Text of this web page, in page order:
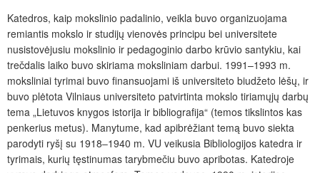
Katedros, kaip mokslinio padalinio, veikla buvo organizuojama
remiantis mokslo ir studijų vienovės principu bei universitete
nusistovėjusiu mokslinio ir pedagoginio darbo krūvio santykiu, kai
trečdalis laiko buvo skiriama moksliniam darbui. 1991–1993 m.
moksliniai tyrimai buvo finansuojami iš universiteto biudžeto lėšų, ir
buvo plėtota Vilniaus universiteto patvirtinta mokslo tiriamųjų darbų
tema „Lietuvos knygos istorija ir bibliografija“ (temos tikslintos kas
penkerius metus). Manytume, kad apibrėžiant temą buvo siekta
parodyti ryšį su 1918‒1940 m. VU veikusia Bibliologijos katedra ir
tyrimais, kurių tęstinumas tarybmečiu buvo apribotas. Katedroje